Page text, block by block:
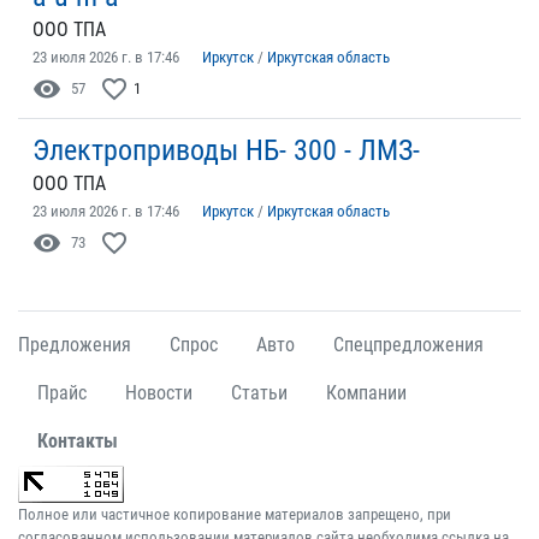
ООО ТПА
23 июля 2026 г. в 17:46 Иркутск / Иркутская область
visibility 57 favorite_border 1
Электроприводы НБ- 300 - ЛМЗ-
ООО ТПА
23 июля 2026 г. в 17:46 Иркутск / Иркутская область
visibility 73 favorite_border
Предложения Спрос Авто Спецпредложения
Прайс Новости Статьи Компании
Контакты
Полное или частичное копирование материалов запрещено, при